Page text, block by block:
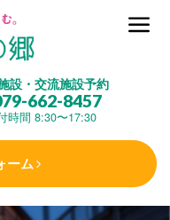
設・交流施設予約
662-8457
時間 8:30〜17:30
ーム